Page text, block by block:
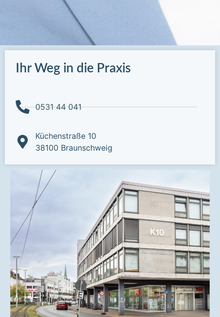
Ihr Weg in die Praxis
0531 44 041
Küchenstraße 10
38100 Braunschweig